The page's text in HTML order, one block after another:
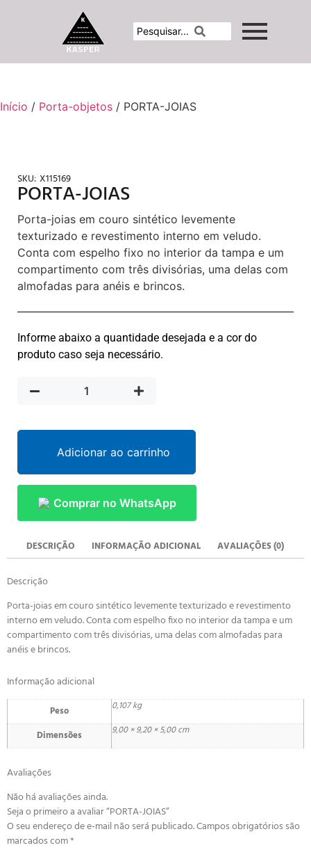
Início / Porta-objetos / PORTA-JOIAS
SKU: X115169
PORTA-JOIAS
Porta-joias em couro sintético levemente
texturizado e revestimento interno em veludo.
Conta com espelho fixo no interior da tampa e um
compartimento com três divisórias, uma delas com
almofadas para anéis e brincos.
Informe abaixo a quantidade desejada e a cor do
produto caso seja necessário.
Adicionar ao carrinho
Comprar no WhatsApp
DESCRIÇÃO INFORMAÇÃO ADICIONAL AVALIAÇÕES (0)
Descrição
Porta-joias em couro sintético levemente texturizado e revestimento
interno em veludo. Conta com espelho fixo no interior da tampa e um
compartimento com três divisórias, uma delas com almofadas para
anéis e brincos.
Informação adicional
Peso 0,107 kg
Dimensões 9,00 × 9,20 × 5,00 cm
Avaliações
Não há avaliações ainda.
Seja o primeiro a avaliar “PORTA-JOIAS”
O seu endereço de e-mail não será publicado.Campos obrigatórios são
marcados com*